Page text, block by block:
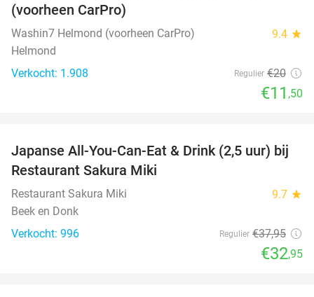
(voorheen CarPro)
Washin7 Helmond (voorheen CarPro) 9.4 star
Helmond
Verkocht: 1.908
Regulier €20
€11 ,50
13%
Japanse All-You-Can-Eat & Drink (2,5 uur) bij
Restaurant Sakura Miki
Restaurant Sakura Miki 9.7 star
Beek en Donk
Verkocht: 996
Regulier €37,95
€32,95